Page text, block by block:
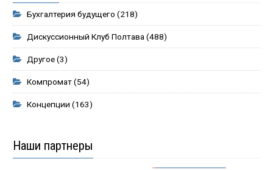
Бухгалтерия будущего (218)
Дискуссионный Клуб Полтава (488)
Другое(3)
Компромат(54)
Концепции (163)
Наши партнеры